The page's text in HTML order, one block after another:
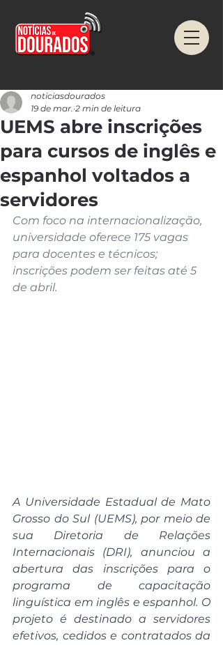
UEMS abre inscrições
para cursos de inglês e
espanhol voltados a
servidores
noticiasdourados
19 de mar. 2 min de leitura
Com foco na internacionalização,
universidade oferece 175 vagas
para docentes e técnicos;
inscrições podem ser feitas até 5
de abril.
A Universidade Estadual de Mato
Grosso do Sul (UEMS), por meio de
sua Diretoria de Relações
Internacionais (DRI), anunciou a
abertura das inscrições para o
programa de capacitação
linguística em inglês e espanhol. O
projeto é destinado a servidores
efetivos, cedidos e contratados da